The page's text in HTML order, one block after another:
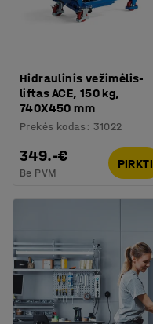
Hidraulinis vežimėlis-
liftas ACE, 150 kg,
740X450 mm
Prekės kodas : 31022
349.-€
Be PVM
PIRKTI